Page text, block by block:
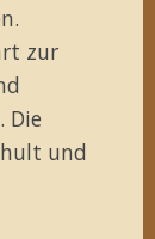
zur
Die
und